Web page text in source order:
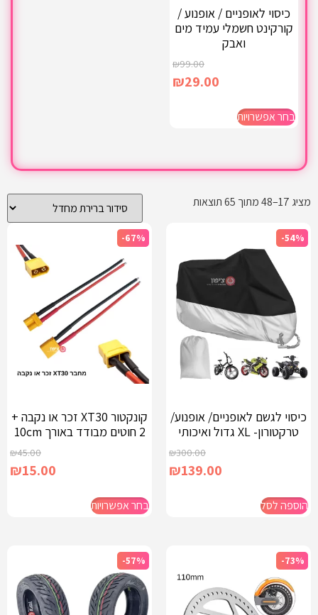
כיסוי לאופניים / אופנוע /
קורקינט חשמלי עמיד מים
ואבק
₪99.00
₪29.00
בחר אפשרויות
מציג 17–48 מתוך 65 תוצאות
-54%
כיסוי לגשם לאופניים/ אופנוע/
טרקטורון- XL גדול ואיכותי
₪300.00
₪139.00
הוספה לסל
-67%
קונקטור XT30 זכר או נקבה +
2 חוטים מבודד באורך 10cm
₪45.00
₪15.00
בחר אפשרויות
-73%
-57%